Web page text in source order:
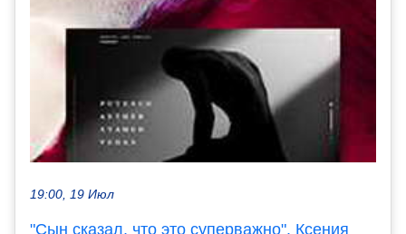
19:00, 19 Июл
"Сын сказал, что это суперважно". Ксения